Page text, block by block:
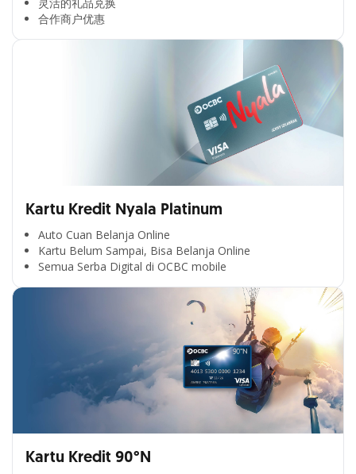
合作商户优惠​
Kartu Kredit Nyala Platinum
Auto Cuan Belanja Online
Kartu Belum Sampai, Bisa Belanja Online
Semua Serba Digital di OCBC mobile
Kartu Kredit 90°N